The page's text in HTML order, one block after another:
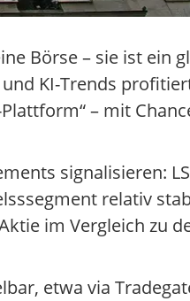
Börse – sie ist ein
KI-Trends
– mit
signalisieren:
relativ
im Vergleich zu
etwa via